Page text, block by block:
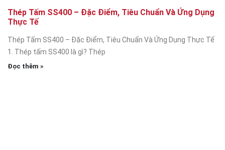
Thép Tấm SS400 – Đặc Điểm, Tiêu Chuẩn Và Ứng Dụng
Thực Tế
Thép Tấm SS400 – Đặc Điểm, Tiêu Chuẩn Và Ứng Dụng Thực Tế
1. Thép tấm SS400 là gì? Thép
Đọc thêm »